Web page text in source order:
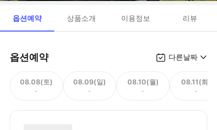
옵션예약 상품소개 이용정보 리뷰
옵션예약 다른날짜
08.08(토)
-
08.09(일)
-
08.10(월)
-
08.11(화)
-